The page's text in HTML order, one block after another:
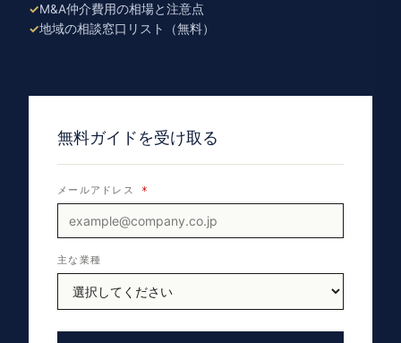
M&A仲介費用の相場と注意点
地域の相談窓口リスト（無料）
無料ガイドを受け取る
メールアドレス *
主な業種